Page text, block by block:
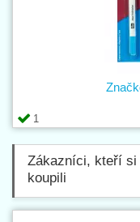
1
Zákazníci, kteří si
koupili